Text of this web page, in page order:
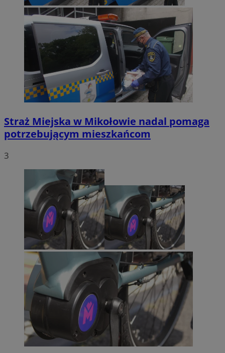
Straż Miejska w Mikołowie nadal pomaga
potrzebującym mieszkańcom
3